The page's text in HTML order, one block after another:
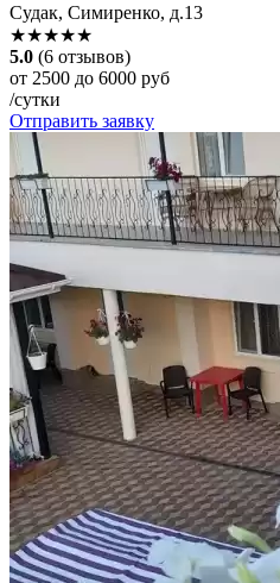
Судак, Симиренко, д.13
★★★★★
5.0 (6 отзывов)
от 2500 до 6000 руб
/сутки
Отправить заявку